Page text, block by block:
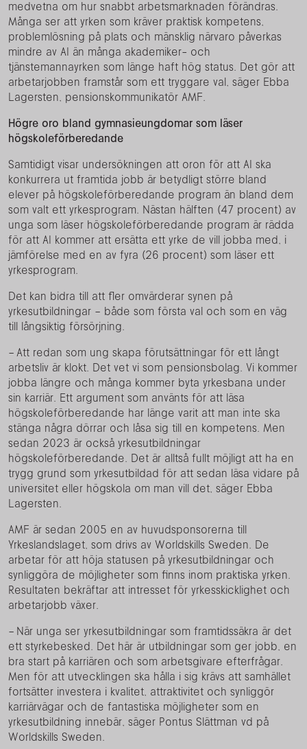
medvetna om hur snabbt arbetsmarknaden förändras.
Många ser att yrken som kräver praktisk kompetens,
problemlösning på plats och mänsklig närvaro påverkas
mindre av AI än många akademiker- och
tjänstemannayrken som länge haft hög status. Det gör att
arbetarjobben framstår som ett tryggare val, säger Ebba
Lagersten, pensionskommunikatör AMF.
Högre oro bland gymnasieungdomar som läser
högskoleförberedande
Samtidigt visar undersökningen att oron för att AI ska
konkurrera ut framtida jobb är betydligt större bland
elever på högskoleförberedande program än bland dem
som valt ett yrkesprogram. Nästan hälften (47 procent) av
unga som läser högskoleförberedande program är rädda
för att AI kommer att ersätta ett yrke de vill jobba med, i
jämförelse med en av fyra (26 procent) som läser ett
yrkesprogram.
Det kan bidra till att fler omvärderar synen på
yrkesutbildningar – både som första val och som en väg
till långsiktig försörjning.
– Att redan som ung skapa förutsättningar för ett långt
arbetsliv är klokt. Det vet vi som pensionsbolag. Vi kommer
jobba längre och många kommer byta yrkesbana under
sin karriär. Ett argument som använts för att läsa
högskoleförberedande har länge varit att man inte ska
stänga några dörrar och låsa sig till en kompetens. Men
sedan 2023 är också yrkesutbildningar
högskoleförberedande. Det är alltså fullt möjligt att ha en
trygg grund som yrkesutbildad för att sedan läsa vidare på
universitet eller högskola om man vill det, säger Ebba
Lagersten.
AMF är sedan 2005 en av huvudsponsorerna till
Yrkeslandslaget, som drivs av Worldskills Sweden. De
arbetar för att höja statusen på yrkesutbildningar och
synliggöra de möjligheter som finns inom praktiska yrken.
Resultaten bekräftar att intresset för yrkesskicklighet och
arbetarjobb växer.
– När unga ser yrkesutbildningar som framtidssäkra är det
ett styrkebesked. Det här är utbildningar som ger jobb, en
bra start på karriären och som arbetsgivare efterfrågar.
Men för att utvecklingen ska hålla i sig krävs att samhället
fortsätter investera i kvalitet, attraktivitet och synliggör
karriärvägar och de fantastiska möjligheter som en
yrkesutbildning innebär, säger Pontus Slättman vd på
Worldskills Sweden.